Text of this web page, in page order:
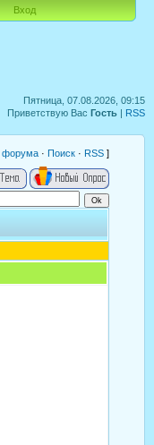
Пятница, 07.08.2026, 09:15
Приветствую Вас Гость | RSS
Вход
форума · Поиск · RSS ]